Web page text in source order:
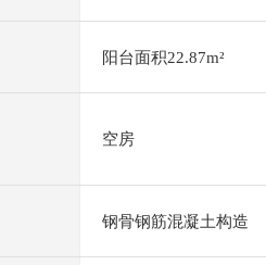
阳台面积22.87m²
空房
钢骨钢筋混凝土构造